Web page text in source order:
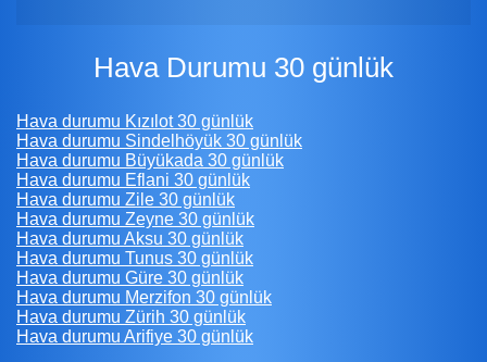
Hava Durumu 30 günlük
Hava durumu Kızılot 30 günlük
Hava durumu Sindelhöyük 30 günlük
Hava durumu Büyükada 30 günlük
Hava durumu Eflani 30 günlük
Hava durumu Zile 30 günlük
Hava durumu Zeyne 30 günlük
Hava durumu Aksu 30 günlük
Hava durumu Tunus 30 günlük
Hava durumu Güre 30 günlük
Hava durumu Merzifon 30 günlük
Hava durumu Zürih 30 günlük
Hava durumu Arifiye 30 günlük